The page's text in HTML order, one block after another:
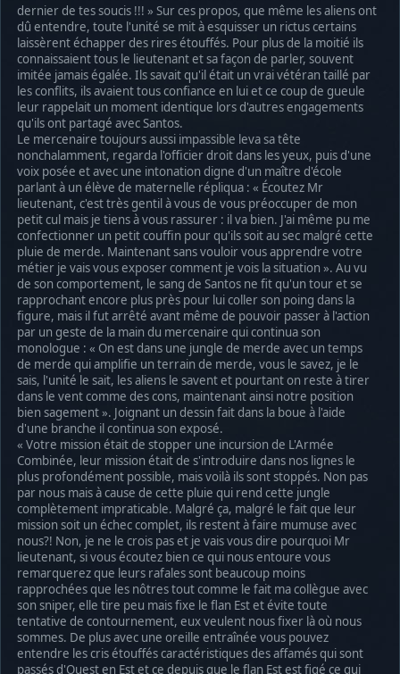
dernier de tes soucis !!! » Sur ces propos, que même les aliens ont
dû entendre, toute l'unité se mit à esquisser un rictus certains
laissèrent échapper des rires étouffés. Pour plus de la moitié ils
connaissaient tous le lieutenant et sa façon de parler, souvent
imitée jamais égalée. Ils savait qu'il était un vrai vétéran taillé par
les conflits, ils avaient tous confiance en lui et ce coup de gueule
leur rappelait un moment identique lors d'autres engagements
qu'ils ont partagé avec Santos.
Le mercenaire toujours aussi impassible leva sa tête
nonchalamment, regarda l'officier droit dans les yeux, puis d'une
voix posée et avec une intonation digne d'un maître d'école
parlant à un élève de maternelle répliqua : « Écoutez Mr
lieutenant, c'est très gentil à vous de vous préoccuper de mon
petit cul mais je tiens à vous rassurer : il va bien. J'ai même pu me
confectionner un petit couffin pour qu'ils soit au sec malgré cette
pluie de merde. Maintenant sans vouloir vous apprendre votre
métier je vais vous exposer comment je vois la situation ». Au vu
de son comportement, le sang de Santos ne fit qu'un tour et se
rapprochant encore plus près pour lui coller son poing dans la
figure, mais il fut arrêté avant même de pouvoir passer à l'action
par un geste de la main du mercenaire qui continua son
monologue : « On est dans une jungle de merde avec un temps
de merde qui amplifie un terrain de merde, vous le savez, je le
sais, l'unité le sait, les aliens le savent et pourtant on reste à tirer
dans le vent comme des cons, maintenant ainsi notre position
bien sagement ». Joignant un dessin fait dans la boue à l'aide
d'une branche il continua son exposé.
« Votre mission était de stopper une incursion de L'Armée
Combinée, leur mission était de s'introduire dans nos lignes le
plus profondément possible, mais voilà ils sont stoppés. Non pas
par nous mais à cause de cette pluie qui rend cette jungle
complètement impraticable. Malgré ça, malgré le fait que leur
mission soit un échec complet, ils restent à faire mumuse avec
nous?! Non, je ne le crois pas et je vais vous dire pourquoi Mr
lieutenant, si vous écoutez bien ce qui nous entoure vous
remarquerez que leurs rafales sont beaucoup moins
rapprochées que les nôtres tout comme le fait ma collègue avec
son sniper, elle tire peu mais fixe le flan Est et évite toute
tentative de contournement, eux veulent nous fixer là où nous
sommes. De plus avec une oreille entraînée vous pouvez
entendre les cris étouffés caractéristiques des affamés qui sont
passés d'Ouest en Est et ce depuis que le flan Est est figé ce qui